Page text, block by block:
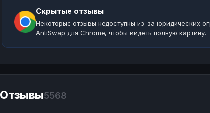
Скрытые отзывы
Некоторые отзывы недоступны из-за юридических
AntiSwap для Chrome, чтобы видеть полную картину.
Отзывы5568